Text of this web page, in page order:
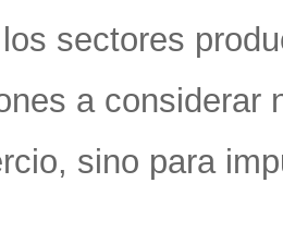
sectores
a considerar
sino para